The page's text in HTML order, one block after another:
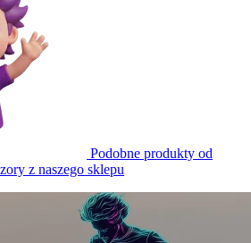
Podobne produkty od
z naszego sklepu